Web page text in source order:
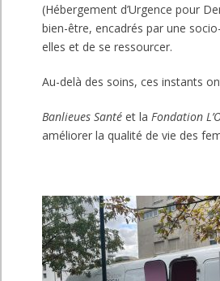
(Hébergement d’Urgence pour
bien-être, encadrés par une
elles et de se ressourcer.
Au-delà des soins, ces instants
Banlieues Santé et la Fondation
améliorer la qualité de vie des